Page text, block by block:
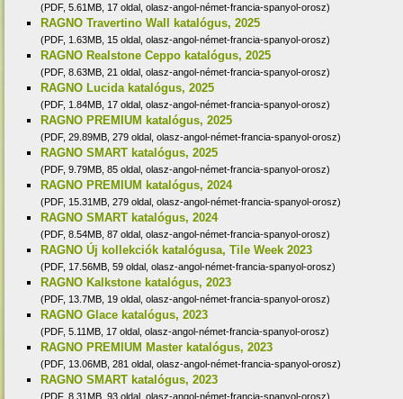
(PDF, 5.61MB, 17 oldal, olasz-angol-német-francia-spanyol-orosz)
RAGNO Travertino Wall katalógus, 2025
(PDF, 1.63MB, 15 oldal, olasz-angol-német-francia-spanyol-orosz)
RAGNO Realstone Ceppo katalógus, 2025
(PDF, 8.63MB, 21 oldal, olasz-angol-német-francia-spanyol-orosz)
RAGNO Lucida katalógus, 2025
(PDF, 1.84MB, 17 oldal, olasz-angol-német-francia-spanyol-orosz)
RAGNO PREMIUM katalógus, 2025
(PDF, 29.89MB, 279 oldal, olasz-angol-német-francia-spanyol-orosz)
RAGNO SMART katalógus, 2025
(PDF, 9.79MB, 85 oldal, olasz-angol-német-francia-spanyol-orosz)
RAGNO PREMIUM katalógus, 2024
(PDF, 15.31MB, 279 oldal, olasz-angol-német-francia-spanyol-orosz)
RAGNO SMART katalógus, 2024
(PDF, 8.54MB, 87 oldal, olasz-angol-német-francia-spanyol-orosz)
RAGNO Új kollekciók katalógusa, Tile Week 2023
(PDF, 17.56MB, 59 oldal, olasz-angol-német-francia-spanyol-orosz)
RAGNO Kalkstone katalógus, 2023
(PDF, 13.7MB, 19 oldal, olasz-angol-német-francia-spanyol-orosz)
RAGNO Glace katalógus, 2023
(PDF, 5.11MB, 17 oldal, olasz-angol-német-francia-spanyol-orosz)
RAGNO PREMIUM Master katalógus, 2023
(PDF, 13.06MB, 281 oldal, olasz-angol-német-francia-spanyol-orosz)
RAGNO SMART katalógus, 2023
(PDF, 8.31MB, 93 oldal, olasz-angol-német-francia-spanyol-orosz)